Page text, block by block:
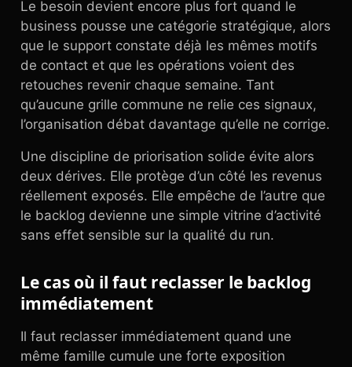
Le besoin devient encore plus fort quand le
business pousse une catégorie stratégique, alors
que le support constate déjà les mêmes motifs
de contact et que les opérations voient des
retouches revenir chaque semaine. Tant
qu’aucune grille commune ne relie ces signaux,
l’organisation débat davantage qu’elle ne corrige.
Une discipline de priorisation solide évite alors
deux dérives. Elle protège d’un côté les revenus
réellement exposés. Elle empêche de l’autre que
le backlog devienne une simple vitrine d’activité
sans effet sensible sur la qualité du run.
Le cas où il faut reclasser le backlog
immédiatement
Il faut reclasser immédiatement quand une
même famille cumule une forte exposition